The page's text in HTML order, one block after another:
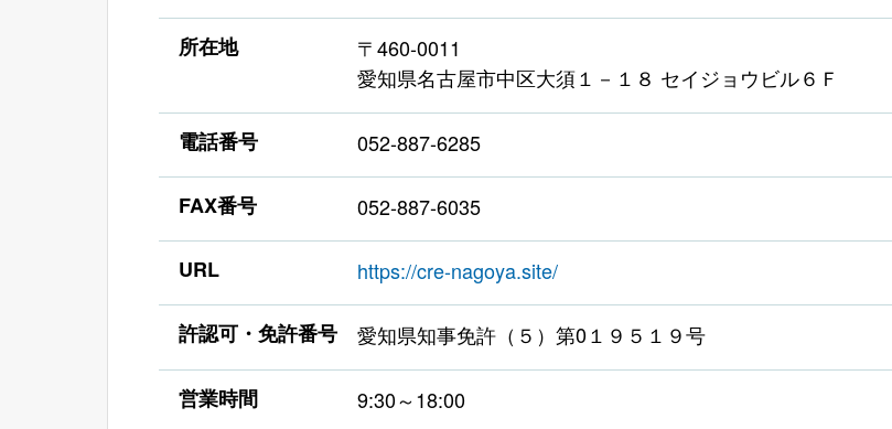
所在地
〒460-0011
愛知県名古屋市中区大須１－１８ セイジョウビル６Ｆ
電話番号 052-887-6285
FAX番号 052-887-6035
URL https://cre-nagoya.site/
許認可・免許番号 愛知県知事免許（５）第0１９５１９号
営業時間 9:30～18:00